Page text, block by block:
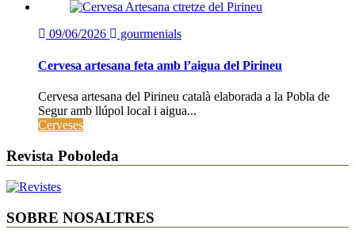
09/06/2026 gourmenials
Cervesa artesana feta amb l’aigua del Pirineu
Cervesa artesana del Pirineu català elaborada a la Pobla de
Segur amb llúpol local i aigua...
Cerveses
Revista Poboleda
SOBRE NOSALTRES